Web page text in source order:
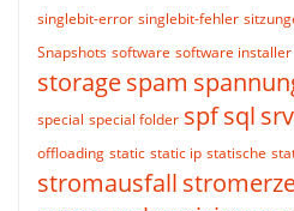
singlebit-error singlebit-fehler
Snapshots software software installer
storagespam
special special folder spfsql srv
offloading static static ip statische
stromausfall